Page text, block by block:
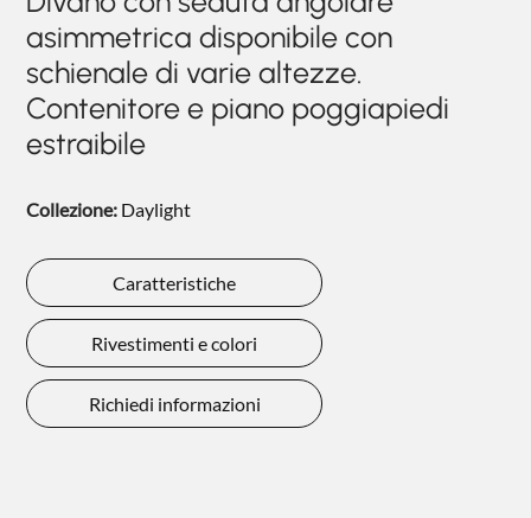
NIGHTBLOOM
NIGHTIME
GOODNIGHT
COMPLEMENTI
POLTRONCINE
asimmetrica disponibile con
schienale di varie altezze.
Contenitore e piano poggiapiedi
estraibile
Collezione: Daylight
Caratteristiche
Rivestimenti e colori
Richiedi informazioni